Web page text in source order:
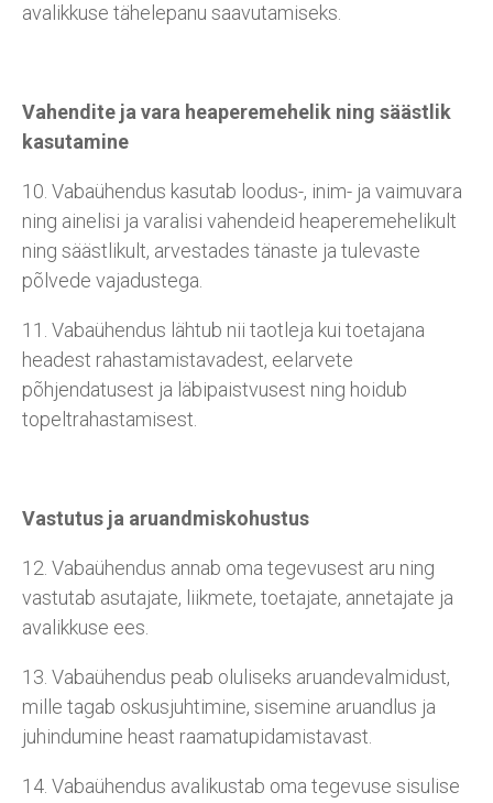
avalikkuse tähelepanu saavutamiseks.
Vahendite ja vara heaperemehelik ning säästlik
kasutamine
10. Vabaühendus kasutab loodus-, inim- ja vaimuvara
ning ainelisi ja varalisi vahendeid heaperemehelikult
ning säästlikult, arvestades tänaste ja tulevaste
põlvede vajadustega.
11. Vabaühendus lähtub nii taotleja kui toetajana
headest rahastamistavadest, eelarvete
põhjendatusest ja läbipaistvusest ning hoidub
topeltrahastamisest.
Vastutus ja aruandmiskohustus
12. Vabaühendus annab oma tegevusest aru ning
vastutab asutajate, liikmete, toetajate, annetajate ja
avalikkuse ees.
13. Vabaühendus peab oluliseks aruandevalmidust,
mille tagab oskusjuhtimine, sisemine aruandlus ja
juhindumine heast raamatupidamistavast.
14. Vabaühendus avalikustab oma tegevuse sisulise